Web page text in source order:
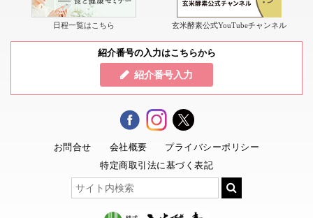
日程一覧はこちら 玄米酵素公式YouTubeチャンネル
紹介番号の入力はこちらから
紹介番号入力
お問合せ 会社概要
プライバシーポリシー
特定商取引法に基づく表記